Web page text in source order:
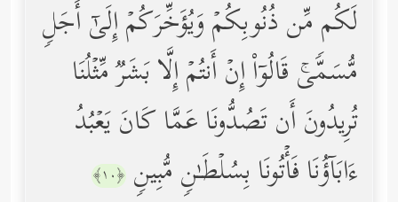
لَكُم مِّن ذُنُوبِكُمۡ وَیُؤَخِّرَكُمۡ إِلَىٰۤ أَجَلࣲ
مُّسَمࣰّىۚ قَالُوۤاْ إِنۡ أَنتُمۡ إِلَّا بَشَرࣱ مِّثۡلُنَا
تُرِیدُونَ أَن تَصُدُّونَا عَمَّا كَانَ یَعۡبُدُ
ءَابَاۤؤُنَا فَأۡتُونَا بِسُلۡطَـٰنࣲ مُّبِینࣲ ﴿١٠﴾